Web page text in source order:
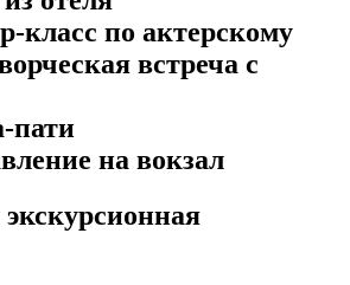
класс по актерскому
встреча с
пати
на вокзал